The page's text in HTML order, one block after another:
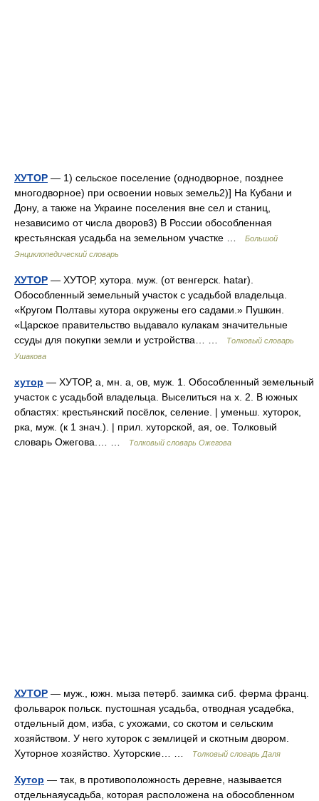
ХУТОР — 1) сельское поселение (однодворное, позднее
многодворное) при освоении новых земель2)] На Кубани и
Дону, а также на Украине поселения вне сел и станиц,
независимо от числа дворов3) В России обособленная
крестьянская усадьба на земельном участке …
Большой
Энциклопедический словарь
ХУТОР — ХУТОР, хутора. муж. (от венгерск. hatar).
Обособленный земельный участок с усадьбой владельца.
«Кругом Полтавы хутора окружены его садами.» Пушкин.
«Царское правительство выдавало кулакам значительные
ссуды для покупки земли и устройства… …
Толковый словарь
Ушакова
хутор — ХУТОР, а, мн. а, ов, муж. 1. Обособленный земельный
участок с усадьбой владельца. Выселиться на х. 2. В южных
областях: крестьянский посёлок, селение. | уменьш. хуторок,
рка, муж. (к 1 знач.). | прил. хуторской, ая, ое. Толковый
словарь Ожегова.… …
Толковый словарь Ожегова
ХУТОР — муж., южн. мыза петерб. заимка сиб. ферма франц.
фольварок польск. пустошная усадьба, отводная усадебка,
отдельный дом, изба, с ухожами, со скотом и сельским
хозяйством. У него хуторок с землицей и скотным двором.
Хуторное хозяйство. Хуторские… …
Толковый словарь Даля
Хутор — так, в противоположность деревне, называется
отдельнаяусадьба, которая расположена на обособленном